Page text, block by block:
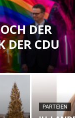
DER
DER CDU
PARTEIEN